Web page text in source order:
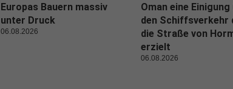
Europas Bauern massiv
unter Druck
06.08.2026
Oman eine Einigung
den Schiffsverkehr
die Straße von
erzielt
06.08.2026